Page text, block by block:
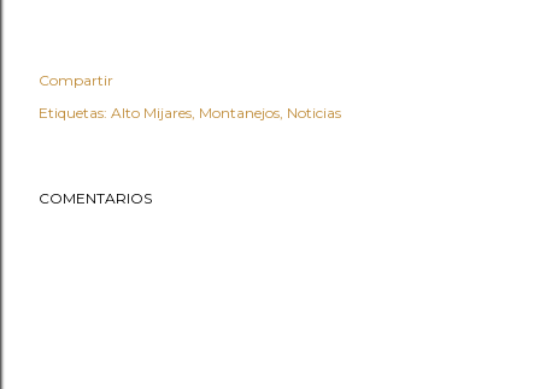
Compartir
Etiquetas: Alto Mijares Montanejos Noticias
COMENTARIOS